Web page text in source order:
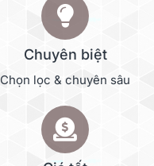
Chuyên biệt
Chọn lọc & chuyên sâu